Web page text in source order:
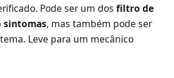
Pode ser um dos filtro de
sintomas, mas também pode ser
Leve para um mecânico